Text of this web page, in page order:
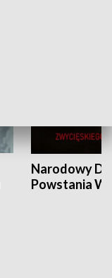
Narodowy
Powstania